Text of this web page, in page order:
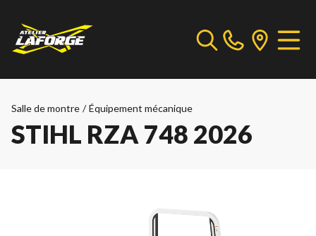
Salle de montre / Équipement mécanique
STIHL RZA 748 2026